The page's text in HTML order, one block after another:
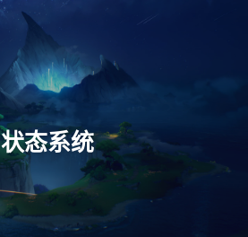
状态系统